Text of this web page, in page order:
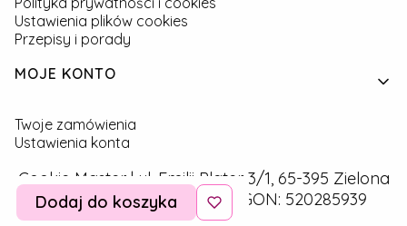
Ustawienia plików cookies
Przepisy i porady
MOJE KONTO
Twoje zamówienia
Ustawienia konta
Cookie Master | ul. Emilii Plater 3/1, 65-395 Zielona
Góra | NIP: 9291757160 | REGON: 520285939
Dodaj do koszyka